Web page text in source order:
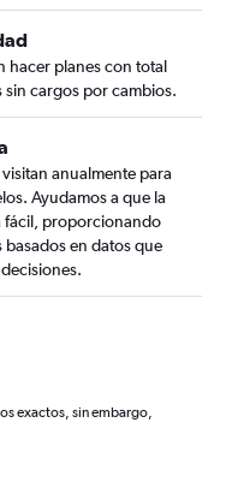
hacer planes con total
cargos por cambios.
anualmente para
Ayudamos a que la
fácil, proporcionando
en datos que
exactos, sin embargo,